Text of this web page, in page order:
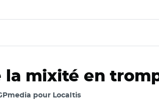
la mixité en
pour Localtis